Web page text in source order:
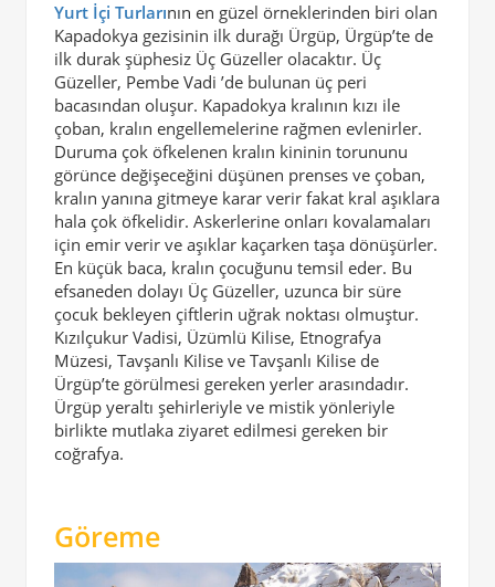
Yurt İçi Turlarının en güzel örneklerinden biri olan
Kapadokya gezisinin ilk durağı Ürgüp, Ürgüp’te de
ilk durak şüphesiz Üç Güzeller olacaktır. Üç
Güzeller, Pembe Vadi ’de bulunan üç peri
bacasından oluşur. Kapadokya kralının kızı ile
çoban, kralın engellemelerine rağmen evlenirler.
Duruma çok öfkelenen kralın kininin torununu
görünce değişeceğini düşünen prenses ve çoban,
kralın yanına gitmeye karar verir fakat kral aşıklara
hala çok öfkelidir. Askerlerine onları kovalamaları
için emir verir ve aşıklar kaçarken taşa dönüşürler.
En küçük baca, kralın çocuğunu temsil eder. Bu
efsaneden dolayı Üç Güzeller, uzunca bir süre
çocuk bekleyen çiftlerin uğrak noktası olmuştur.
Kızılçukur Vadisi, Üzümlü Kilise, Etnografya
Müzesi, Tavşanlı Kilise ve Tavşanlı Kilise de
Ürgüp’te görülmesi gereken yerler arasındadır.
Ürgüp yeraltı şehirleriyle ve mistik yönleriyle
birlikte mutlaka ziyaret edilmesi gereken bir
coğrafya.
Göreme